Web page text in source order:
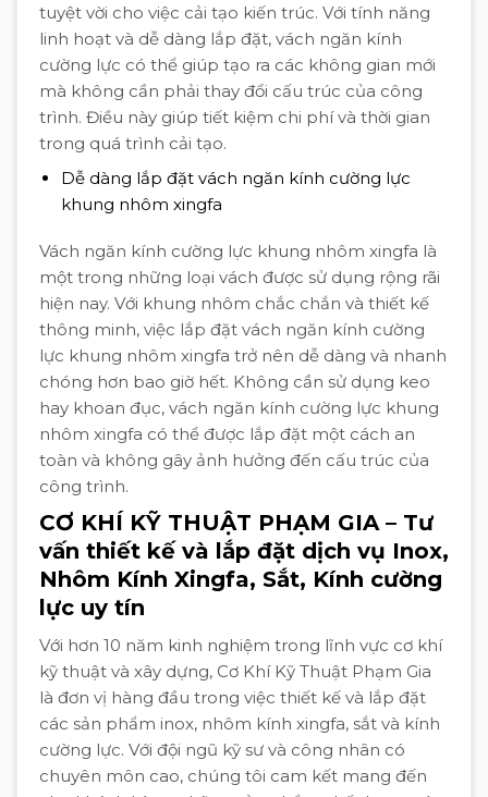
tuyệt vời cho việc cải tạo kiến trúc. Với tính năng
linh hoạt và dễ dàng lắp đặt, vách ngăn kính
cường lực có thể giúp tạo ra các không gian mới
mà không cần phải thay đổi cấu trúc của công
trình. Điều này giúp tiết kiệm chi phí và thời gian
trong quá trình cải tạo.
Dễ dàng lắp đặt vách ngăn kính cường lực
khung nhôm xingfa
Vách ngăn kính cường lực khung nhôm xingfa là
một trong những loại vách được sử dụng rộng rãi
hiện nay. Với khung nhôm chắc chắn và thiết kế
thông minh, việc lắp đặt vách ngăn kính cường
lực khung nhôm xingfa trở nên dễ dàng và nhanh
chóng hơn bao giờ hết. Không cần sử dụng keo
hay khoan đục, vách ngăn kính cường lực khung
nhôm xingfa có thể được lắp đặt một cách an
toàn và không gây ảnh hưởng đến cấu trúc của
công trình.
CƠ KHÍ KỸ THUẬT PHẠM GIA – Tư
vấn thiết kế và lắp đặt dịch vụ Inox,
Nhôm Kính Xingfa, Sắt, Kính cường
lực uy tín
Với hơn 10 năm kinh nghiệm trong lĩnh vực cơ khí
kỹ thuật và xây dựng, Cơ Khí Kỹ Thuật Phạm Gia
là đơn vị hàng đầu trong việc thiết kế và lắp đặt
các sản phẩm inox, nhôm kính xingfa, sắt và kính
cường lực. Với đội ngũ kỹ sư và công nhân có
chuyên môn cao, chúng tôi cam kết mang đến